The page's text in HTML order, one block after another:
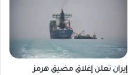
إيران تعلن إغلاق مضيق هرمز